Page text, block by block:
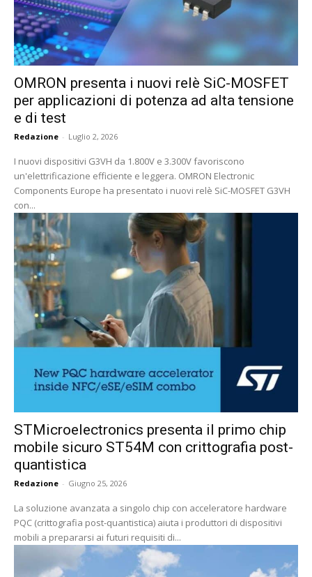
OMRON presenta i nuovi relè SiC-MOSFET
per applicazioni di potenza ad alta tensione
e di test
Redazione - Luglio 2, 2026
I nuovi dispositivi G3VH da 1.800V e 3.300V favoriscono
un'elettrificazione efficiente e leggera. OMRON Electronic
Components Europe ha presentato i nuovi relè SiC-MOSFET G3VH
con...
STMicroelectronics presenta il primo chip
mobile sicuro ST54M con crittografia post-
quantistica
Redazione - Giugno 25, 2026
La soluzione avanzata a singolo chip con acceleratore hardware
PQC (crittografia post-quantistica) aiuta i produttori di dispositivi
mobili a prepararsi ai futuri requisiti di...